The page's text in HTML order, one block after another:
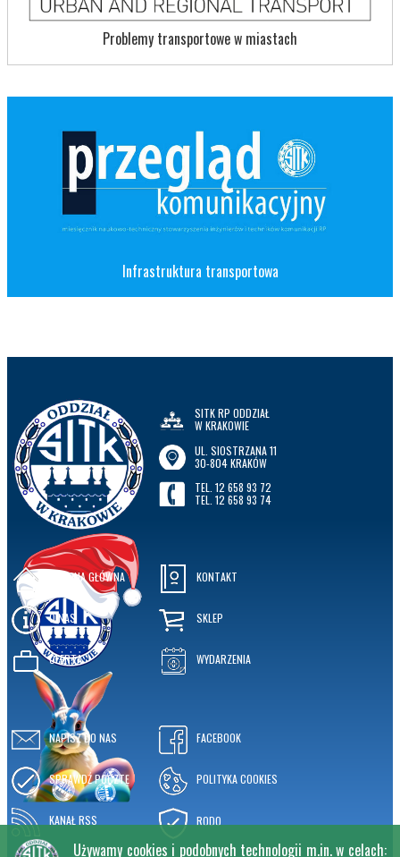
Problemy transportowe w miastach
Infrastruktura transportowa
SITK RP ODDZIAŁ
W KRAKOWIE
UL. SIOSTRZANA 11
30-804 KRAKÓW
TEL. 12 658 93 72
TEL. 12 658 93 74
STRONA GŁÓWNA
O NAS
OFERTA
KONTAKT
SKLEP
WYDARZENIA
NAPISZ DO NAS
SPRAWDŹ POCZTĘ
KANAŁ RSS
FACEBOOK
POLITYKA COOKIES
RODO
Używamy cookies i podobnych technologii m.in. w celach: